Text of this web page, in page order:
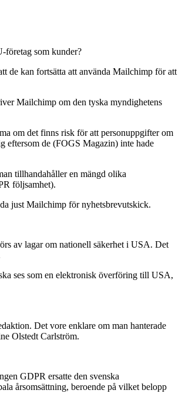
företag som kunder?
de kan fortsätta att använda Mailchimp för att
Mailchimp om den tyska myndighetens
om det finns risk för att personuppgifter om
eftersom de (FOGS Magazin) inte hade
tillhandahåller en mängd olika
följsamhet).
just Mailchimp för nyhetsbrevutskick.
av lagar om nationell säkerhet i USA. Det
ses som en elektronisk överföring till USA,
Det vore enklare om man hanterade
Olstedt Carlström.
GDPR ersatte den svenska
årsomsättning, beroende på vilket belopp